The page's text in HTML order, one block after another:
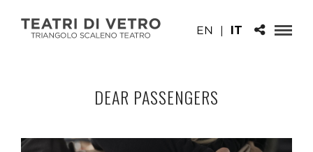
EN | IT
DEAR PASSENGERS